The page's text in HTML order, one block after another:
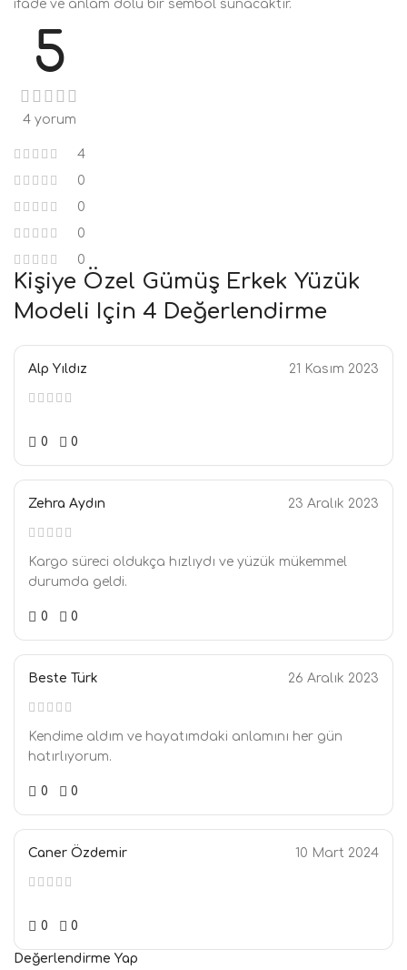
ifade ve anlam dolu bir sembol sunacaktır.
5
4 yorum
4
0
0
0
0
Kişiye Özel Gümüş Erkek Yüzük
Modeli Için 4 Değerlendirme
Alp Yıldız 21 Kasım 2023
0 0
Zehra Aydın 23 Aralık 2023
Kargo süreci oldukça hızlıydı ve yüzük mükemmel
durumda geldi.
0 0
Beste Türk 26 Aralık 2023
Kendime aldım ve hayatımdaki anlamını her gün
hatırlıyorum.
0 0
Caner Özdemir 10 Mart 2024
0 0
Değerlendirme Yap